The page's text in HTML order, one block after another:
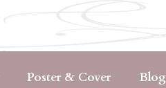
Poster & Cover Blog